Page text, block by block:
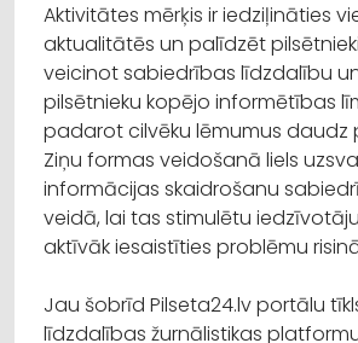
Aktivitātes mērķis ir iedziļināties
aktualitātēs un palīdzēt
veicinot sabiedrības līdzdalību
pilsētnieku kopējo informētības
padarot cilvēku lēmumus daudz
Ziņu formas veidošanā liels
informācijas skaidrošanu
veidā, lai tas stimulētu
aktīvāk iesaistīties problēmu
Jau šobrīd Pilseta24.lv portālu
līdzdalības žurnālistikas